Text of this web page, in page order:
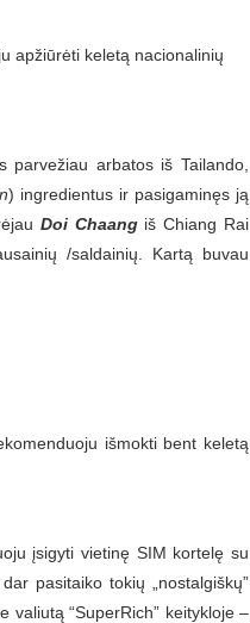
apžiūrėti keletą nacionalinių
arbatos iš Tailando,
) ingredientus ir pasigaminęs ją
Doi Chaangiš Chiang Rai
/saldainių. Kartą buvau
išmokti bent keletą
įsigyti vietinę SIM kortelę su
pasitaiko tokių „nostalgiškų”
valiutą “SuperRich” keitykloje –